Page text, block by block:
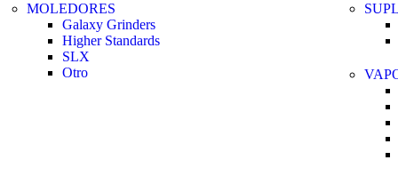
MOLEDORES
Galaxy Grinders
Higher Standards
SLX
Otro